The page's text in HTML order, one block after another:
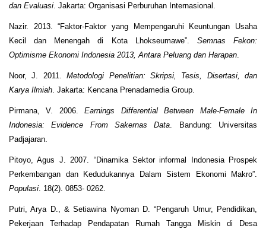
dan Evaluasi . Jakarta: Organisasi Perburuhan Internasional.
Nazir. 2013. “Faktor-Faktor yang Mempengaruhi Keuntungan Usaha
Kecil dan Menengah di Kota Lhokseumawe”. Semnas Fekon:
Optimisme Ekonomi Indonesia 2013, Antara Peluang dan Harapan
Noor, J. 2011.Metodologi Penelitian: Skripsi, Tesis, Disertasi, dan
Karya Ilmiah . Jakarta: Kencana Prenadamedia Group.
Pirmana, V. 2006.Earnings Differential Between Male-Female In
Indonesia: Evidence From Sakernas Data . Bandung: Universitas
Padjajaran.
Pitoyo, Agus J. 2007. “Dinamika Sektor informal Indonesia Prospek
Perkembangan dan Kedudukannya Dalam Sistem Ekonomi Makro”.
Populasi . 18(2). 0853- 0262.
Putri, Arya D., & Setiawina Nyoman D. “Pengaruh Umur, Pendidikan,
Pekerjaan Terhadap Pendapatan Rumah Tangga Miskin di Desa